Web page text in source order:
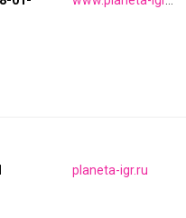
planeta-igr.ru